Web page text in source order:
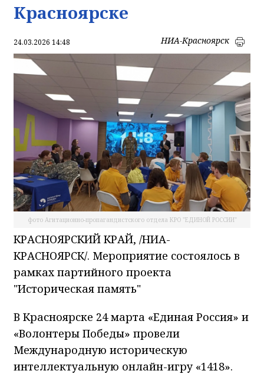
Красноярске
24.03.2026 14:48 НИА-Красноярск
фото Агитационно-пропагандистского отдела КРО "ЕДИНОЙ РОССИИ"
КРАСНОЯРСКИЙ КРАЙ, /НИА-
КРАСНОЯРСК/. Мероприятие состоялось в
рамках партийного проекта
"Историческая память"
В Красноярске 24 марта «Единая Россия» и
«Волонтеры Победы» провели
Международную историческую
интеллектуальную онлайн-игру «1418».